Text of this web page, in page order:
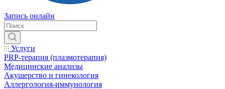
Запись онлайн
Услуги
PRP-терапия (плазмотерапия)
Медицинские анализы
Акушерство и гинекология
Аллергология-иммунология